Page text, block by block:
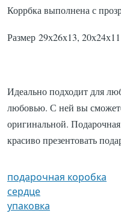
Коррбка выполнена с
Размер 29х26х13, 20х24х11
Идеально подходит для
любовью. С ней вы
оригинальной.
красиво презентовать
подарочная коробка
сердце
упаковка